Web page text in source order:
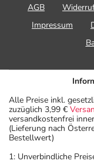
AGB
Impressum
Alle Preise inkl.
zuzüglich 3,99 €
versandkostenfrei
(Lieferung nach
Bestellwert)
1: Unverbindliche